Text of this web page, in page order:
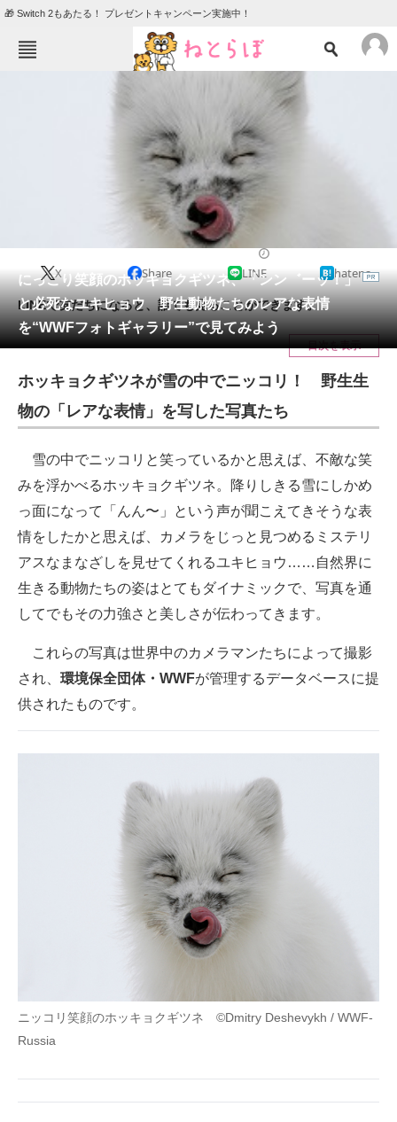
🎁 Switch 2もあたる！ プレゼントキャンペーン実施中！
クイズ
地域
教育・育児
リサーチ
会員記事
メディア
注目記事を集めた総合ページ
ITの今と未来を見通す
スマホと通信の最新トレンド
進化するPCとデバイスの未来
好きが集まる 比べて選べる
ビジネスと働き方のヒント
AI活用のいまが分かる
企業ITのトレンドを詳説
経営リーダーのコミュニティ
ITエンジニア向け専門サイト
IT製品の技術・比較・事例
製造業のIT導入・活用を支援
モノづくり技術者専門サイト
エレクトロニクス専門サイト
エネルギーの専門メディア
建設×テクノロジーの最前線
ちょっと気になるネットの話題
にっこり笑顔のホッキョクギツネ、「ンン゛ーッ！」
と必死なユキヒョウ 野生動物たちのレアな表情
を“WWFフォトギャラリー”で見てみよう
X Share LINE hatena
LINEで友だちになると、誰でも見ることができます。
目次を表示
ホッキョクギツネが雪の中でニッコリ！ 野生生
物の「レアな表情」を写した写真たち
雪の中でニッコリと笑っているかと思えば、不敵な笑
みを浮かべるホッキョクギツネ。降りしきる雪にしかめ
っ面になって「んん〜」という声が聞こえてきそうな表
情をしたかと思えば、カメラをじっと見つめるミステリ
アスなまなざしを見せてくれるユキヒョウ……自然界に
生きる動物たちの姿はとてもダイナミックで、写真を通
してでもその力強さと美しさが伝わってきます。
これらの写真は世界中のカメラマンたちによって撮影
され、 環境保全団体・WWFが管理するデータベースに提
供されたものです。
ニッコリ笑顔のホッキョクギツネ ©Dmitry Deshevykh / WWF-
Russia